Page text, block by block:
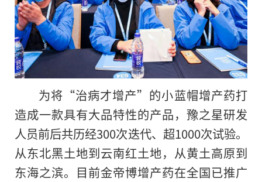
为将“治病才增产”的小蓝帽增产药打
造成一款具有大品特性的产品，豫之星研发
人员前后共历经300次迭代、超1000次试验。
从东北黑土地到云南红土地，从黄土高原到
东海之滨。目前金帝博增产药在全国已推广